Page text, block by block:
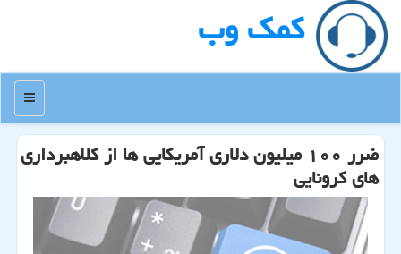
كمك وب
منو
ضرر ۱۰۰ میلیون دلاری آمریكایی ها از كلاهبرداری
های كرونایی